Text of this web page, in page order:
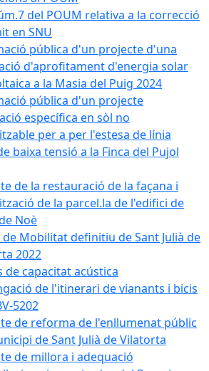
del POUM relativa a la correcció
en SNU
pública d'un projecte d'una
d'aprofitament d'energia solar
a la Masia del Puig 2024
pública d'un projecte
específica en sòl no
per a per l'estesa de línia
baixa tensió a la Finca del Pujol
de la restauració de la façana i
de la parcel.la de l'edifici de
Noè
de Mobilitat definitiu de Sant Julià de
2022
de capacitat acústica
de l'itinerari de vianants i bicis
5202
de reforma de l'enllumenat públic
de Sant Julià de Vilatorta
de millora i adequació